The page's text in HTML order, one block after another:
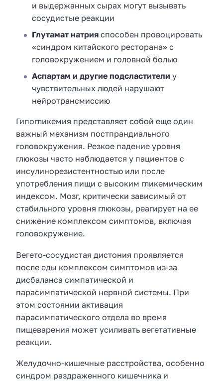
и выдержанных сырах могут вызывать
сосудистые реакции
Глутамат натрия способен провоцировать
«синдром китайского ресторана» с
головокружением и головной болью
Аспартам и другие подсластители у
чувствительных людей нарушают
нейротрансмиссию
Гипогликемия представляет собой еще один
важный механизм постпрандиального
головокружения. Резкое падение уровня
глюкозы часто наблюдается у пациентов с
инсулинорезистентностью или после
употребления пищи с высоким гликемическим
индексом. Мозг, критически зависимый от
стабильного уровня глюкозы, реагирует на ее
снижение комплексом симптомов, включая
головокружение.
Вегето-сосудистая дистония проявляется
после еды комплексом симптомов из-за
дисбаланса симпатической и
парасимпатической нервной системы. При
этом состоянии активация
парасимпатического отдела во время
пищеварения может усиливать вегетативные
реакции.
Желудочно-кишечные расстройства, особенно
синдром раздраженного кишечника и